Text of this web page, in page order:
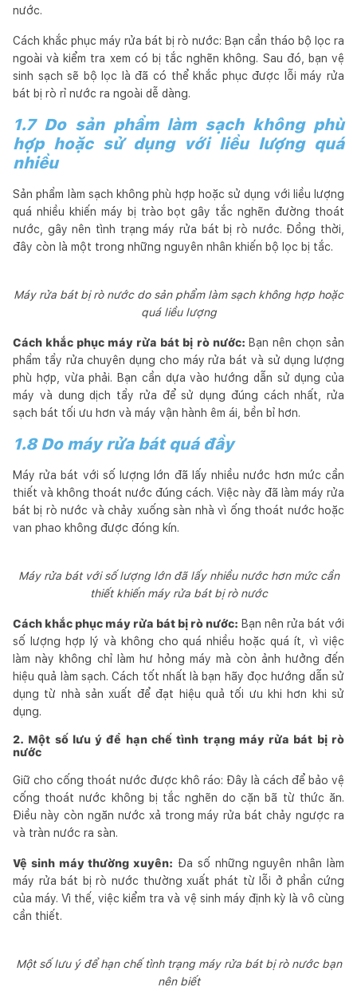
nước.
Cách khắc phục máy rửa bát bị rò nước: Bạn cần tháo bộ lọc ra
ngoài và kiểm tra xem có bị tắc nghẽn không. Sau đó, bạn vệ
sinh sạch sẽ bộ lọc là đã có thể khắc phục được lỗi máy rửa
bát bị rò rỉ nước ra ngoài dễ dàng.
1.7 Do sản phẩm làm sạch không phù
hợp hoặc sử dụng với liều lượng quá
nhiều
Sản phẩm làm sạch không phù hợp hoặc sử dụng với liều lượng
quá nhiều khiến máy bị trào bọt gây tắc nghẽn đường thoát
nước, gây nên tình trạng máy rửa bát bị rò nước. Đồng thời,
đây còn là một trong những nguyên nhân khiến bộ lọc bị tắc.
Máy rửa bát bị rò nước do sản phẩm làm sạch không hợp hoặc
quá liều lượng
Cách khắc phục máy rửa bát bị rò nước: Bạn nên chọn sản
phẩm tẩy rửa chuyên dụng cho máy rửa bát và sử dụng lượng
phù hợp, vừa phải. Bạn cần dựa vào hướng dẫn sử dụng của
máy và dung dịch tẩy rửa để sử dụng đúng cách nhất, rửa
sạch bát tối ưu hơn và máy vận hành êm ái, bền bỉ hơn.
1.8 Do máy rửa bát quá đầy
Máy rửa bát với số lượng lớn đã lấy nhiều nước hơn mức cần
thiết và không thoát nước đúng cách. Việc này đã làm máy rửa
bát bị rò nước và chảy xuống sàn nhà vì ống thoát nước hoặc
van phao không được đóng kín.
Máy rửa bát với số lượng lớn đã lấy nhiều nước hơn mức cần
thiết khiến máy rửa bát bị rò nước
Cách khắc phục máy rửa bát bị rò nước: Bạn nên rửa bát với
số lượng hợp lý và không cho quá nhiều hoặc quá ít, vì việc
làm này không chỉ làm hư hỏng máy mà còn ảnh hưởng đến
hiệu quả làm sạch. Cách tốt nhất là bạn hãy đọc hướng dẫn sử
dụng từ nhà sản xuất để đạt hiệu quả tối ưu khi hơn khi sử
dụng.
2. Một số lưu ý để hạn chế tình trạng máy rửa bát bị rò
nước
Giữ cho cống thoát nước được khô ráo: Đây là cách để bảo vệ
cống thoát nước không bị tắc nghẽn do cặn bã từ thức ăn.
Điều này còn ngăn nước xả trong máy rửa bát chảy ngược ra
và tràn nước ra sàn.
Vệ sinh máy thường xuyên: Đa số những nguyên nhân làm
máy rửa bát bị rò nước thường xuất phát từ lỗi ở phần cứng
của máy. Vì thế, việc kiểm tra và vệ sinh máy định kỳ là vô cùng
cần thiết.
Một số lưu ý để hạn chế tình trạng máy rửa bát bị rò nước bạn
nên biết